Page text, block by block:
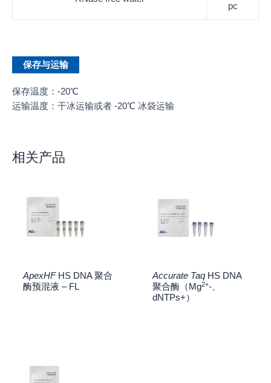
pc
保存与运输
保存温度：-20℃
运输温度：干冰运输或者 -20℃ 冰袋运输
相关产品
ApexHFHS DNA 聚合
酶预混液 – FL
Accurate TaqHS DNA
聚合酶（Mg2+-、
dNTPs+）